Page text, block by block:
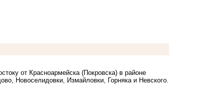
от Красноармейска (Покровска) в районе
Новоселидовки, Измайловки, Горняка и Невского.